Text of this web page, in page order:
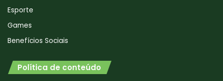
Esporte
Games
Benefícios Sociais
Política de conteúdo